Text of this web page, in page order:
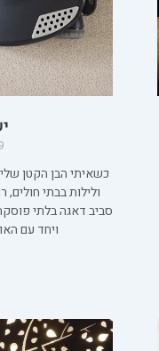
כשאיתי הבן הקטן
ולילות בבתי
סביב דאגה בלתי
ויחד עם